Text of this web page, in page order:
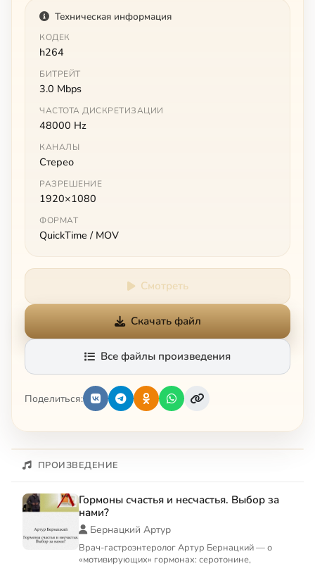
Техническая информация
КОДЕК
h264
БИТРЕЙТ
3.0 Mbps
ЧАСТОТА ДИСКРЕТИЗАЦИИ
48000 Hz
КАНАЛЫ
Стерео
РАЗРЕШЕНИЕ
1920×1080
ФОРМАТ
QuickTime / MOV
Смотреть
Скачать файл
Все файлы произведения
Поделиться:
ПРОИЗВЕДЕНИЕ
Гормоны счастья и несчастья. Выбор за
нами?
Бернацкий Артур
Врач-гастроэнтеролог Артур Бернацкий — о
«мотивирующих» гормонах: серотонине,